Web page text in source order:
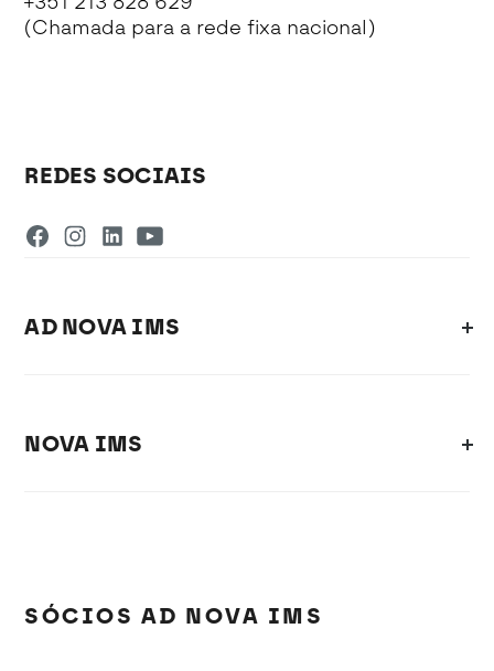
(Chamada para a rede fixa nacional)
REDES SOCIAIS
AD NOVA IMS
NOVA IMS
SÓCIOS AD NOVA IMS